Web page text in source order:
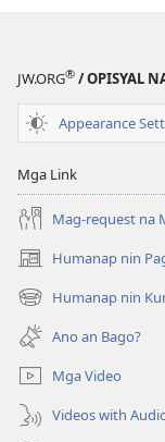
JW.ORG® / OPISYAL
Appearance
Mga Link
Mag-request na
Humanap nin
(opens
new
window)
Humanap nin
(opens
new
window)
Ano an Bago?
Mga Video
Videos with